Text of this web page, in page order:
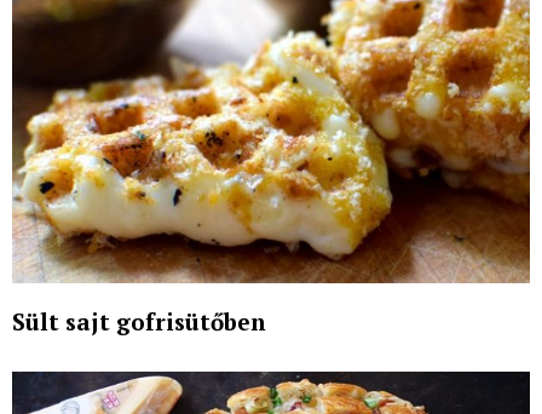
Sült sajt gofrisütőben